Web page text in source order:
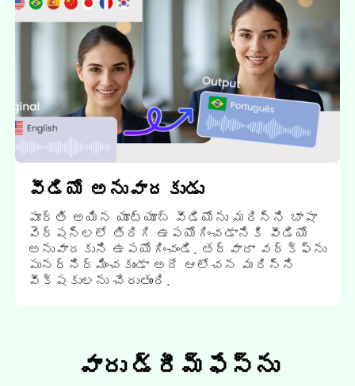
వీడియో అనువాదకుడు
పూర్తి అయిన యూట్యూబ్ వీడియోను మరిన్ని భాషా
వెర్షన్లలో తిరిగి ఉపయోగించడానికి వీడియో
అనువాదకుని ఉపయోగించండి. తద్వారా వర్క్ఫ్ను
పునర్నిర్మించకుండా అదే ఆలోచన మరిన్ని
వీక్షకులను చేరుతుంది.
వారు డ్రీమ్ఫేస్‌ను